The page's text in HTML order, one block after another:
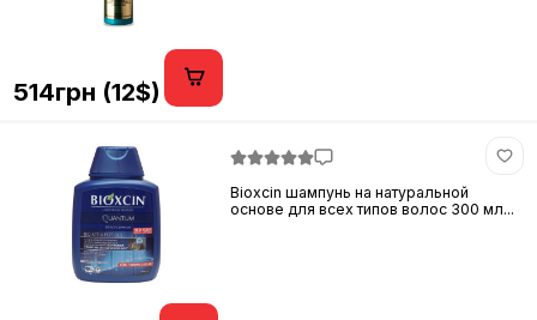
514грн (12$)
Bioxcin шампунь на натуральной
основе для всех типов волос 300 мл...